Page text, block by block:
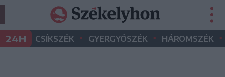
24H CSÍKSZÉK • GYERGYÓSZÉK • HÁROMSZÉK •